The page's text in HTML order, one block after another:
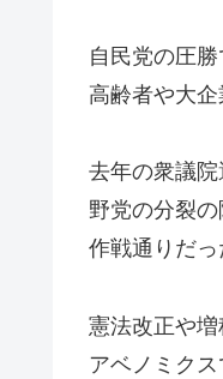
自民党の圧
高齢者や大企
去年の衆議
野党の分裂
作戦通りだっ
憲法改正や増
アベノミク